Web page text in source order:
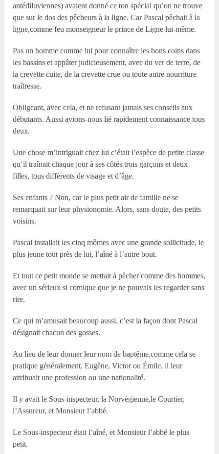
antédiluviennes) avaient donné ce ton spécial qu’on ne trouve
que sur le dos des pêcheurs à la ligne. Car Pascal pêchait à la
ligne,comme feu monseigneur le prince de Ligne lui-même.
Pas un homme comme lui pour connaître les bons coins dans
les bassins et appâter judicieusement, avec du ver de terre, de
la crevette cuite, de la crevette crue ou toute autre nourriture
traîtresse.
Obligeant, avec cela, et ne refusant jamais ses conseils aux
débutants. Aussi avions-nous lié rapidement connaissance tous
deux.
Une chose m’intriguait chez lui c’était l’espèce de petite classe
qu’il traînait chaque jour à ses côtés trois garçons et deux
filles, tous différents de visage et d’âge.
Ses enfants ? Non, car le plus petit air de famille ne se
remarquait sur leur physionomie. Alors, sans doute, des petits
voisins.
Pascal installait les cinq mômes avec une grande sollicitude, le
plus jeune tout près de lui, l’aîné à l’autre bout.
Et tout ce petit monde se mettait à pêcher comme des hommes,
avec un sérieux si comique que je ne pouvais les regarder sans
rire.
Ce qui m’amusait beaucoup aussi, c’est la façon dont Pascal
désignait chacun des gosses.
Au lieu de leur donner leur nom de baptême,comme cela se
pratique généralement, Eugène, Victor ou Émile, il leur
attribuait une profession ou une nationalité.
Il y avait le Sous-inspecteur, la Norvégienne,le Courtier,
l’Assureur, et Monsieur l’abbé.
Le Sous-inspecteur était l’aîné, et Monsieur l’abbé le plus
petit.